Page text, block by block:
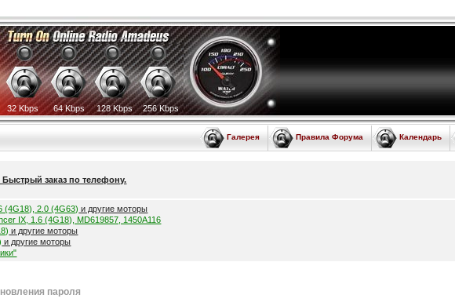
32 Kbps 64 Kbps 128 Kbps 256 Kbps
Календарь
Правила Форума
Галерея
Быстрый заказ по телефону.
(4G18), 2.0 (4G63) и другие моторы
IX, 1.6 (4G18), MD619857, 1450A116
и другие моторы
и другие моторы
пароля